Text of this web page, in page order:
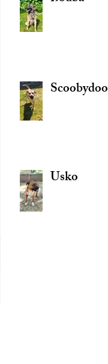
Scoobydoo
Usko